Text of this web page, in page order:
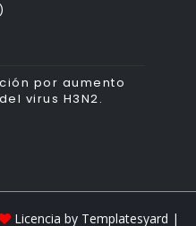
por aumento
virus H3N2.
Licencia by Templatesyard |